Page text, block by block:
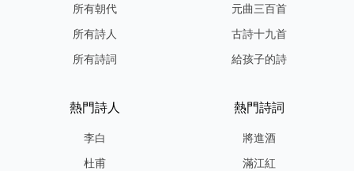
所有朝代
所有詩人
所有詩詞
元曲三百首
古詩十九首
給孩子的詩
熱門詩人
李白
杜甫
熱門詩詞
將進酒
滿江紅